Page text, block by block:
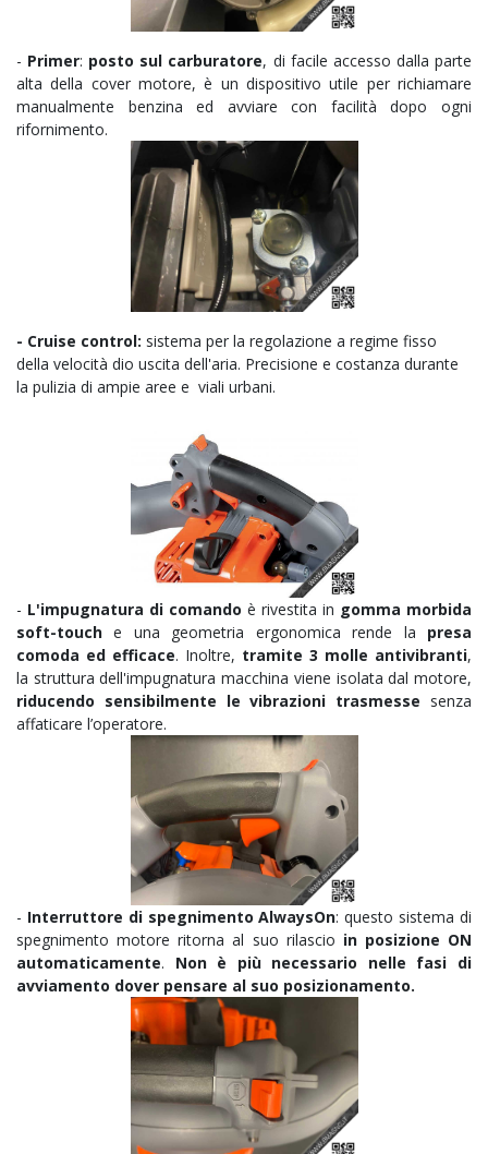
- Primer: posto sul carburatore, di facile accesso dalla parte
alta della cover motore, è un dispositivo utile per richiamare
manualmente benzina ed avviare con facilità dopo ogni
rifornimento.
- Cruise control: sistema per la regolazione a regime fisso
della velocità dio uscita dell'aria. Precisione e costanza durante
la pulizia di ampie aree e viali urbani.
- L'impugnatura di comando è rivestita in gomma morbida
soft-touch e una geometria ergonomica rende la presa
comoda ed efficace. Inoltre, tramite 3 molle antivibranti,
la struttura dell'impugnatura macchina viene isolata dal motore,
riducendo sensibilmente le vibrazioni trasmesse senza
affaticare l’operatore.
- Interruttore di spegnimentoAlwaysOn: questo sistema di
spegnimento motore ritorna al suo rilascio in posizione ON
automaticamente. Non è più necessario nelle fasi di
avviamento dover pensare al suo posizionamento.